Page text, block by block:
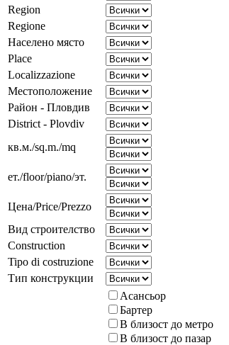
Region
Regione
Населено място
Place
Localizzazione
Местоположение
Район - Пловдив
District - Plovdiv
кв.м./sq.m./mq
ет./floor/piano/эт.
Цена/Price/Prezzo
Вид строителство
Construction
Tipo di costruzione
Тип конструкции
Асансьор
Бартер
В близост до метро
В близост до пазар